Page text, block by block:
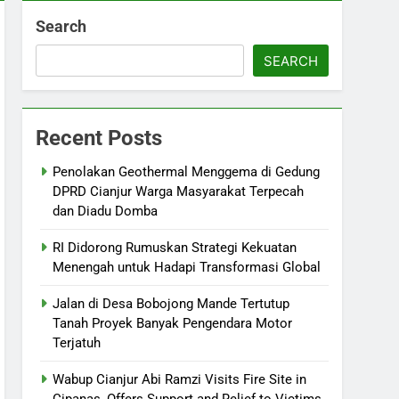
Search
SEARCH
Recent Posts
Penolakan Geothermal Menggema di Gedung
DPRD Cianjur Warga Masyarakat Terpecah
dan Diadu Domba
RI Didorong Rumuskan Strategi Kekuatan
Menengah untuk Hadapi Transformasi Global
Jalan di Desa Bobojong Mande Tertutup
Tanah Proyek Banyak Pengendara Motor
Terjatuh
Wabup Cianjur Abi Ramzi Visits Fire Site in